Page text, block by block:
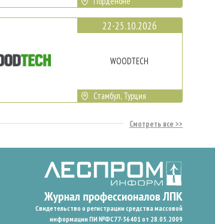
22-25.10.2026
WOODTECH
Стамбул, Турция
Смотреть все
Свидетельство о регистрации средства массовой
информации ПИ №ФС77-36401 от 28.05.2009